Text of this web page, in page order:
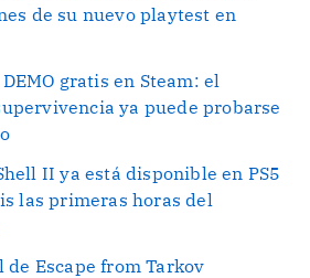
de su nuevo playtest en
gratis en Steam: el
ya puede probarse
II ya está disponible en PS5
las primeras horas del
Escape from Tarkov